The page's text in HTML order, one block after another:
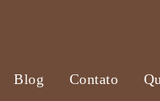
Blog Contato